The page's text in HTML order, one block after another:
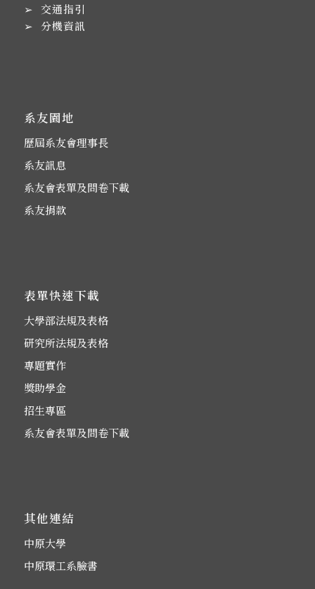
➢ 交通指引
➢ 分機資訊
系友園地
歷屆系友會理事長
系友訊息
系友會表單及問卷下載
系友捐款
表單快速下載
大學部法規及表格
研究所法規及表格
專題實作
獎助學金
招生專區
系友會表單及問卷下載
其他連結
中原大學
中原環工系臉書